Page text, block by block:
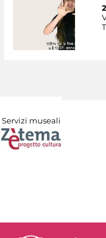
Servizi museali